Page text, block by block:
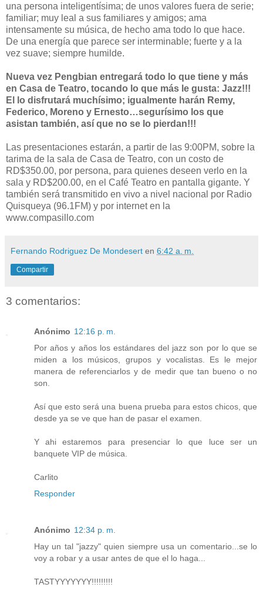
una persona inteligentísima; de unos valores fuera de serie;
familiar; muy leal a sus familiares y amigos; ama
intensamente su música, de hecho ama todo lo que hace.
De una energía que parece ser interminable; fuerte y a la
vez suave; siempre humilde.
Nueva vez Pengbian entregará todo lo que tiene y más
en Casa de Teatro, tocando lo que más le gusta: Jazz!!!
El lo disfrutará muchísimo; igualmente harán Remy,
Federico, Moreno y Ernesto…segurísimo los que
asistan también, así que no se lo pierdan!!!
Las presentaciones estarán, a partir de las 9:00PM, sobre la
tarima de la sala de Casa de Teatro, con un costo de
RD$350.00, por persona, para quienes deseen verlo en la
sala y RD$200.00, en el Café Teatro en pantalla gigante. Y
también será transmitido en vivo a nivel nacional por Radio
Quisqueya (96.1FM) y por internet en la
www.compasillo.com
Fernando Rodriguez De Mondesert en 6:42 a. m.
Compartir
3 comentarios:
Anónimo 12:16 p. m.
Por años y años los estándares del jazz son por lo que se
miden a los músicos, grupos y vocalistas. Es le mejor
manera de referenciarlos y de medir que tan bueno o no
son.
Así que esto será una buena prueba para estos chicos, que
desde ya se ve que han de pasar el examen.
Y ahi estaremos para presenciar lo que luce ser un
banquete VIP de música.
Carlito
Responder
Anónimo 12:34 p. m.
Hay un tal "jazzy" quien siempre usa un comentario...se lo
voy a robar y a usar antes de que el lo haga...
TASTYYYYYYY!!!!!!!!!